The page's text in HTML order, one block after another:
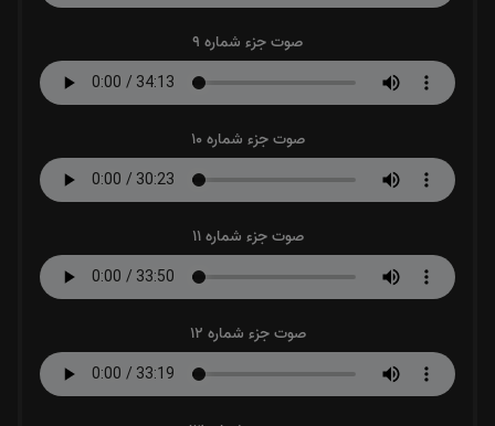
صوت جزء شماره 9
صوت جزء شماره 10
صوت جزء شماره 11
صوت جزء شماره 12